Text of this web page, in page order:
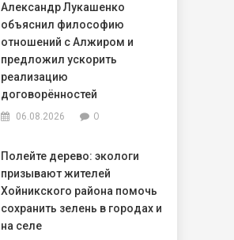
Александр Лукашенко
объяснил философию
отношений с Алжиром и
предложил ускорить
реализацию
договорённостей
06.08.2026 0
Полейте дерево: экологи
призывают жителей
Хойникского района помочь
сохранить зелень в городах и
на селе